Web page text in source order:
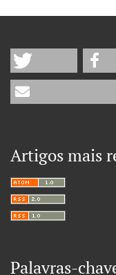
Artigos mais
Palavras-